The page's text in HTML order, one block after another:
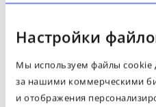
Настройки
Мы используем файлы cookie
за нашими коммерческими
и отображения